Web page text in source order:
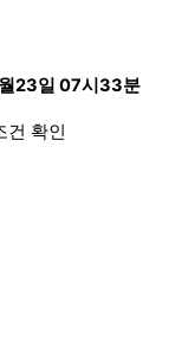
23일 07시33분
건 확인